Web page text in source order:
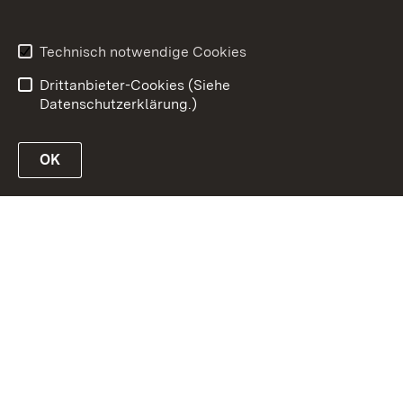
Benutzungshinweise
Technisch notwendige Cookies
Drittanbieter-Cookies (Siehe
Datenschutzerklärung.)
OK